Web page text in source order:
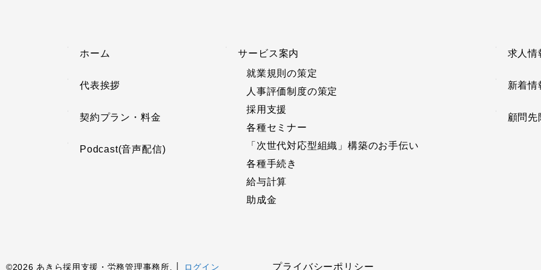
ホーム
代表挨拶
契約プラン・料金
Podcast(音声配信)
サービス案内
就業規則の策定
人事評価制度の策定
採用支援
各種セミナー
「次世代対応型組織」構築のお手伝い
各種手続き
給与計算
助成金
求人情
新着情
顧問先
©2026 あきら採用支援・労務管理事務所. │ ログイン プライバシーポリシー